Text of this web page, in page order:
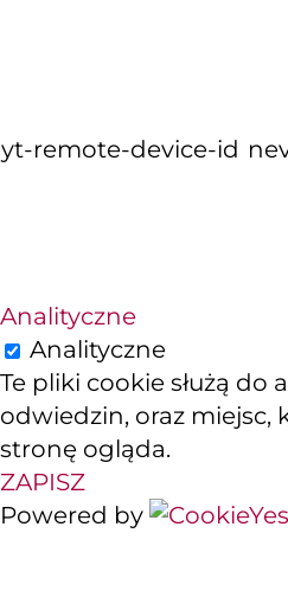
yt-remote-device-id
Analityczne
Analityczne
Te pliki cookie służą do
odwiedzin, oraz miejsc,
stronę ogląda.
ZAPISZ
Powered by